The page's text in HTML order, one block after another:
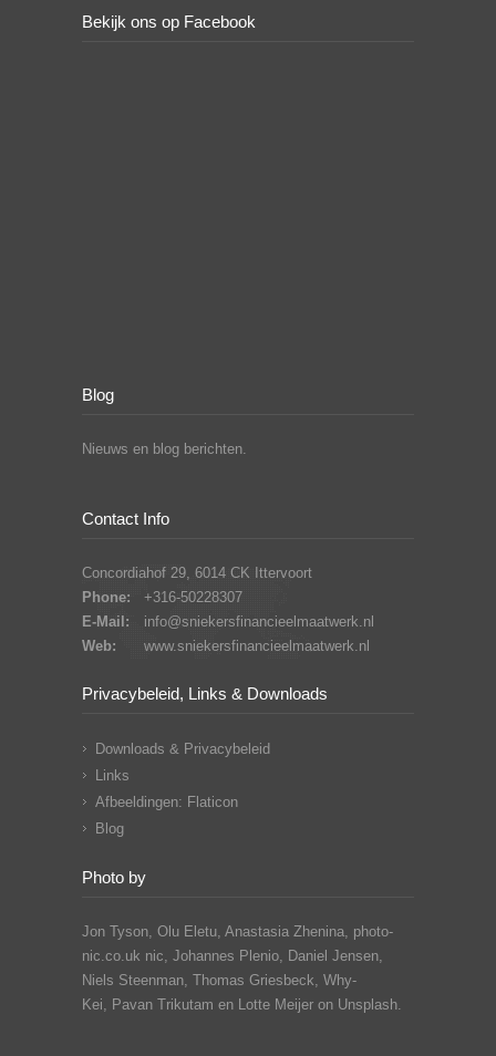
Bekijk ons op Facebook
Blog
Nieuws en blog berichten.
Contact Info
Concordiahof 29, 6014 CK Ittervoort
Phone:
+316-50228307
E-Mail:
info@sniekersfinancieelmaatwerk.nl
Web:
www.sniekersfinancieelmaatwerk.nl
Privacybeleid, Links & Downloads
Downloads & Privacybeleid
Links
Afbeeldingen: Flaticon
Blog
Photo by
Jon Tyson, Olu Eletu, Anastasia Zhenina, photo-
nic.co.uk nic, Johannes Plenio, Daniel Jensen,
Niels Steenman, Thomas Griesbeck, Why-
Kei, Pavan Trikutam en Lotte Meijer on Unsplash.